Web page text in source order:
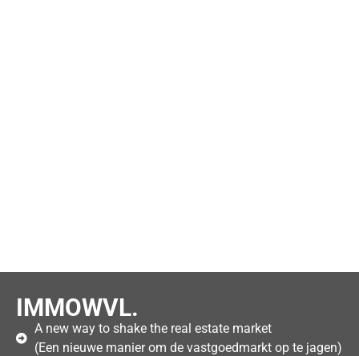
IMMOWVL.
A new way to shake the real estate market
(Een nieuwe manier om de vastgoedmarkt op te jagen)